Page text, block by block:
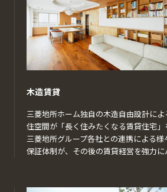
木造賃貸
三菱地所ホーム独自の木造自由設計に
住空間が「長く住みたくなる賃貸住宅」
三菱地所グループ各社との連携による
保証体制が、その後の賃貸経営を強力に